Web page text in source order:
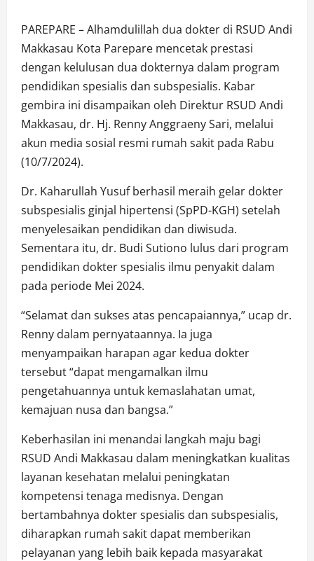
PAREPARE – Alhamdulillah dua dokter di RSUD Andi
Makkasau Kota Parepare mencetak prestasi
dengan kelulusan dua dokternya dalam program
pendidikan spesialis dan subspesialis. Kabar
gembira ini disampaikan oleh Direktur RSUD Andi
Makkasau, dr. Hj. Renny Anggraeny Sari, melalui
akun media sosial resmi rumah sakit pada Rabu
(10/7/2024).
Dr. Kaharullah Yusuf berhasil meraih gelar dokter
subspesialis ginjal hipertensi (SpPD-KGH) setelah
menyelesaikan pendidikan dan diwisuda.
Sementara itu, dr. Budi Sutiono lulus dari program
pendidikan dokter spesialis ilmu penyakit dalam
pada periode Mei 2024.
“Selamat dan sukses atas pencapaiannya,” ucap dr.
Renny dalam pernyataannya. Ia juga
menyampaikan harapan agar kedua dokter
tersebut “dapat mengamalkan ilmu
pengetahuannya untuk kemaslahatan umat,
kemajuan nusa dan bangsa.”
Keberhasilan ini menandai langkah maju bagi
RSUD Andi Makkasau dalam meningkatkan kualitas
layanan kesehatan melalui peningkatan
kompetensi tenaga medisnya. Dengan
bertambahnya dokter spesialis dan subspesialis,
diharapkan rumah sakit dapat memberikan
pelayanan yang lebih baik kepada masyarakat